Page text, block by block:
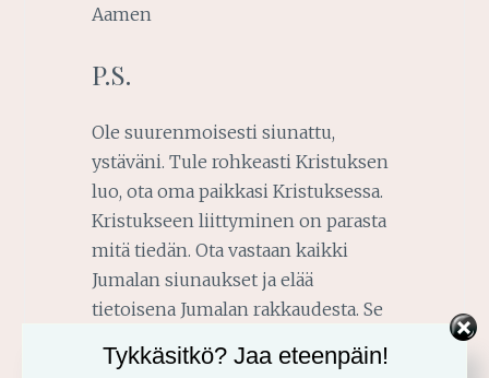
Aamen
P.S.
Ole suurenmoisesti siunattu,
ystäväni. Tule rohkeasti Kristuksen
luo, ota oma paikkasi Kristuksessa.
Kristukseen liittyminen on parasta
mitä tiedän. Ota vastaan kaikki
Jumalan siunaukset ja elää
tietoisena Jumalan rakkaudesta. Se
Tykkäsitkö? Jaa eteenpäin!